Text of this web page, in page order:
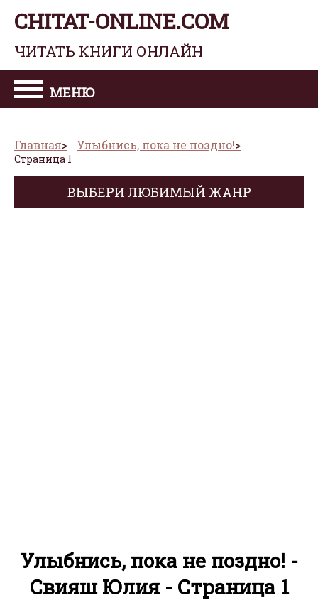
CHITAT-ONLINE.COM
ЧИТАТЬ КНИГИ ОНЛАЙН
МЕНЮ
Главная Улыбнись, пока не поздно!
Страница 1
ВЫБЕРИ ЛЮБИМЫЙ ЖАНР
Улыбнись, пока не поздно! -
Свияш Юлия - Страница 1